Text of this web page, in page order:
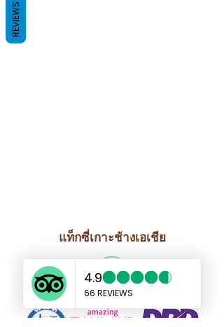
แท็กซี่เกาะช้างเอเชีย
REVIEWS